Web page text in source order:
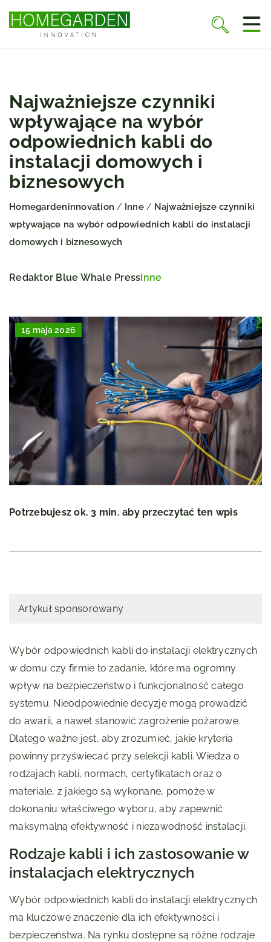
Najważniejsze czynniki
wpływające na wybór
odpowiednich kabli do
instalacji domowych i
biznesowych
Homegardeninnovation / Inne/ Najważniejsze czynniki
wpływające na wybór odpowiednich kabli do instalacji
domowych i biznesowych
Redaktor Blue Whale PressInne
15 maja 2026
Potrzebujesz ok. 3 min. aby przeczytać ten wpis
Artykuł sponsorowany
Wybór odpowiednich kabli do instalacji elektrycznych
w domu czy firmie to zadanie, które ma ogromny
wpływ na bezpieczeństwo i funkcjonalność całego
systemu. Nieodpowiednie decyzje mogą prowadzić
do awarii, a nawet stanowić zagrożenie pożarowe.
Dlatego ważne jest, aby zrozumieć, jakie kryteria
powinny przyświecać przy selekcji kabli. Wiedza o
rodzajach kabli, normach, certyfikatach oraz o
materiale, z jakiego są wykonane, pomoże w
dokonaniu właściwego wyboru, aby zapewnić
maksymalną efektywność i niezawodność instalacji.
Rodzaje kabli i ich zastosowanie w
instalacjach elektrycznych
Wybór odpowiednich kabli do instalacji elektrycznych
ma kluczowe znaczenie dla ich efektywności i
bezpieczeństwa. Na rynku dostępne są różne rodzaje